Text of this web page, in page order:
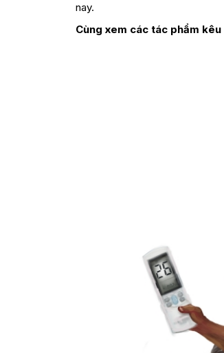
nay.
Cùng xem các tác phẩm